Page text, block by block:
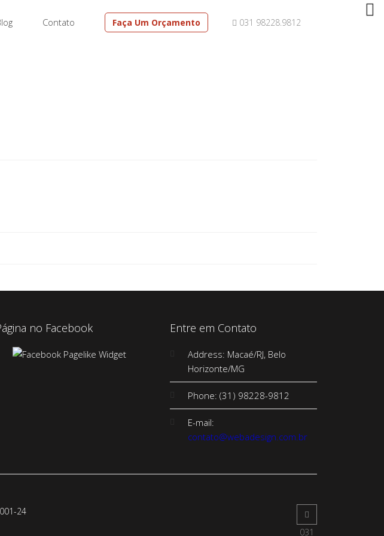
031 98228.9812
Contato Faça Um Orçamento
no Facebook Entre em Contato
Address: Macaé/RJ, Belo
Horizonte/MG
Phone: (31) 98228-9812
E-mail:
contato@webadesign.com.br
­24
031